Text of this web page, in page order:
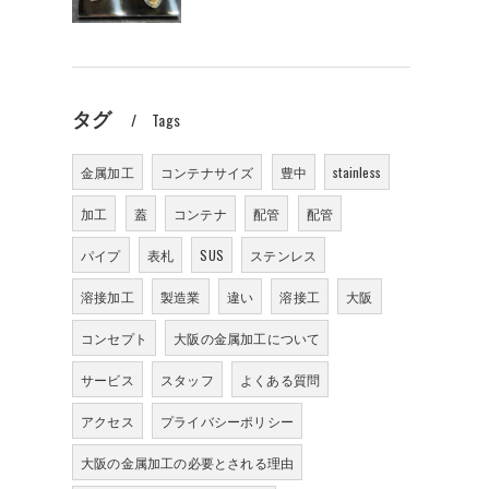
タグ Tags
金属加工 コンテナサイズ 豊中 stainless
加工 蓋 コンテナ 配管 配管
パイプ 表札 SUS ステンレス
溶接加工 製造業 違い 溶接工 大阪
コンセプト 大阪の金属加工について
サービス スタッフ よくある質問
アクセス プライバシーポリシー
大阪の金属加工の必要とされる理由